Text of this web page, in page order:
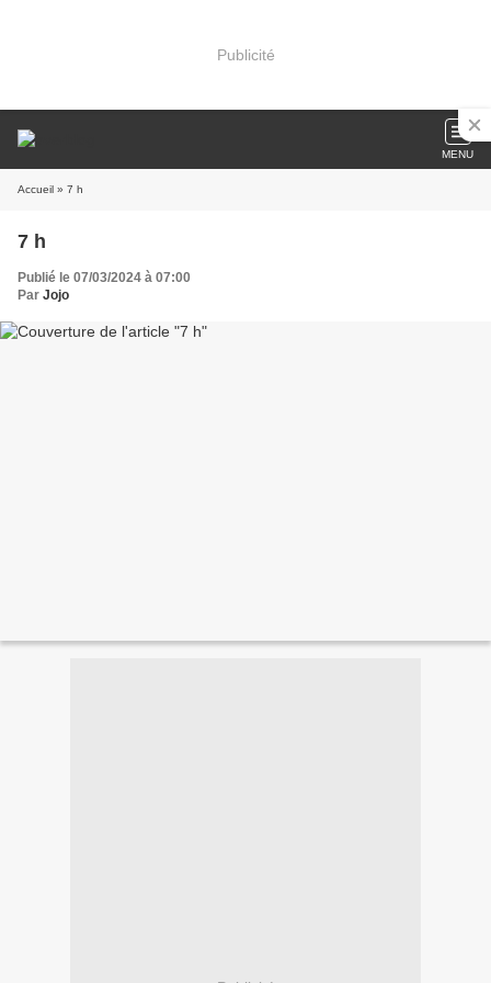
Publicité
MENU
Accueil » 7 h
7 h
Publié le 07/03/2024 à 07:00
Par Jojo